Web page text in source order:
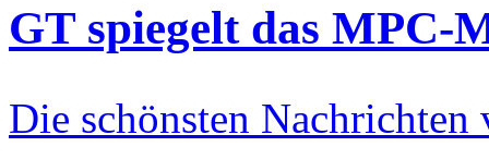
GT spiegelt das MPC-
Die schönsten Nachrichten